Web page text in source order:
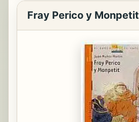
Fray Perico y Monpetit